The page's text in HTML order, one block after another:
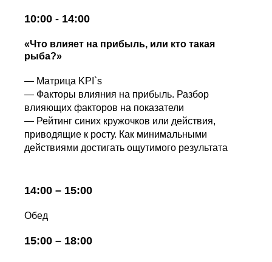
10:00 - 14:00
«Что влияет на прибыль, или кто такая
рыба?»
— Матрица KPI`s
— Факторы влияния на прибыль. Разбор
влияющих факторов на показатели
— Рейтинг синих кружочков или действия,
приводящие к росту. Как минимальными
действиями достигать ощутимого результата
14:00 – 15:00
Обед
15:00 – 18:00